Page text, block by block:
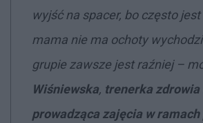
wyjść na spacer, bo często jest
mama nie ma ochoty
grupie zawsze jest raźniej –
Wiśniewska, trenerka zdrowia
prowadząca zajęcia w